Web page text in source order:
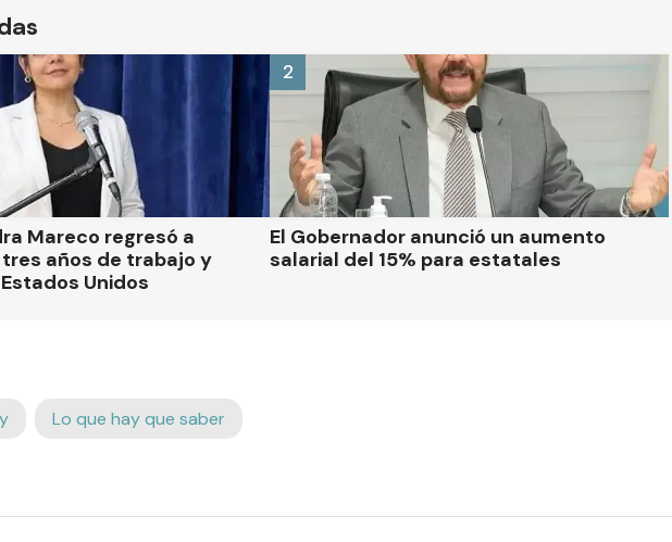
Mareco regresó a
años de trabajo y
Unidos
El Gobernador anunció un aumento
salarial del 15% para estatales
2
Lo que hay que saber